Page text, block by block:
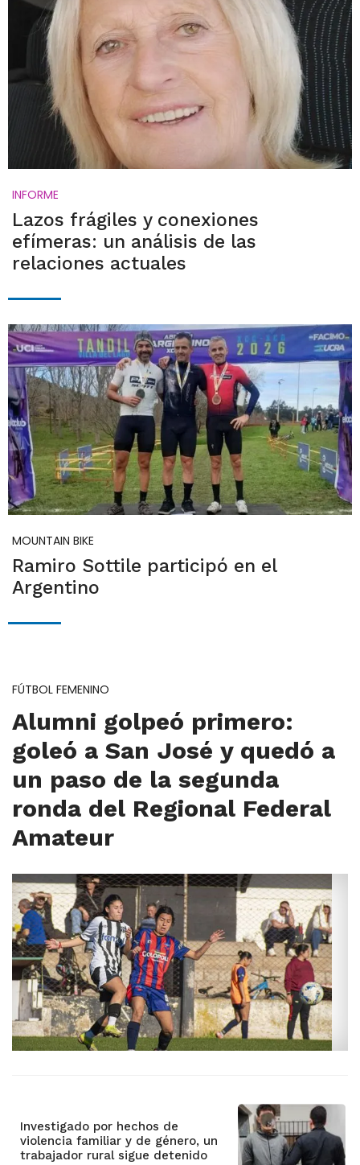
INFORME
Lazos frágiles y conexiones
efímeras: un análisis de las
relaciones actuales
MOUNTAIN BIKE
Ramiro Sottile participó en el
Argentino
FÚTBOL FEMENINO
Alumni golpeó primero:
goleó a San José y quedó a
un paso de la segunda
ronda del Regional Federal
Amateur
Investigado por hechos de
violencia familiar y de género, un
trabajador rural sigue detenido